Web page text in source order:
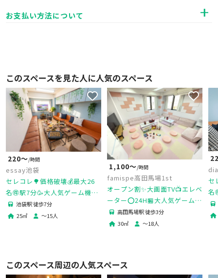
お支払い方法について
このスペースを見た人に人気のスペース
220〜/時間
essay池袋
セレコレ🌳価格破壊💰最大26
名🉐駅7分🥳大人気ゲーム機🎮
女子会💗推し活🌟撮影📷パーテ
ィ🥂24H🏪飲み会🍻essay池袋
池袋駅 徒歩7分
25㎡ 〜15人
1,100〜/時間
famispe高田馬場1st
オープン割✨大画面TV📺エレベ
ーター⭕️24H🏪大人気ゲーム🎮
プロジェクター🎥パーティー🎉
飲み会🥂デート💕撮影📸
高田馬場駅 徒歩3分
30㎡ 〜18人
セ
名
このスペース周辺の人気スペース